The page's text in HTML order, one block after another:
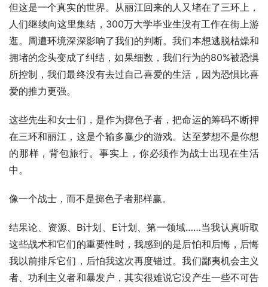
但这是一个真实的世界。从丽江回来的人又堵在了三环上，
人们继续向这里集结，300万大学毕业生没有工作在街上游
逛。周遭环境深深影响了我们的判断。我们本想逃脱枯燥和
拥堵的念头变成了纠结，如果细数，我们行为的80%被恐惧
所控制，我们最终没有去过自己喜爱的生活，因为恐惧比喜
爱的推力更强。
这些先生和女士们，是作为掷色子者，把命运的筹码不断押
在三环和丽江，这是个输多赢少的游戏。达至梦想不是你想
的那样，背包旅行。事实上，你必须作为战士出现在生活
中。
像一个战士，而不是掷色子者那样赢。
结果论、资源、B计划、E计划、第一领域……当我认真听取
这些战术和它们的重要性时，我感到的是后怕和后悔，后悔
我以前排斥它们，后怕我这次再度错过。我们鄙夷机会主义
者、功利主义者和暴发户，其实很难说它没产生一些不可告